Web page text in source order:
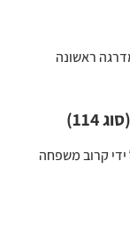
ראשונה
קרוב משפחה